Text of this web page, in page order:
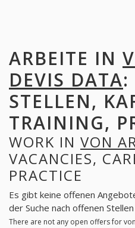
ARBEITE IN
DEVIS DATA:
STELLEN,
TRAINING,
WORK IN VON
VACANCIES,
PRACTICE
Es gibt keine offenen
der Suche nach offenen
There are not any open offers for